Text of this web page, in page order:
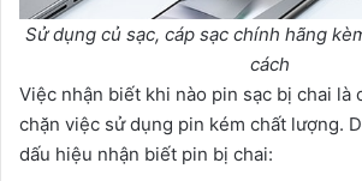
Sử dụng củ sạc, cáp sạc chính hãng
cách
Việc nhận biết khi nào pin sạc bị chai là
chặn việc sử dụng pin kém chất lượng.
dấu hiệu nhận biết pin bị chai: